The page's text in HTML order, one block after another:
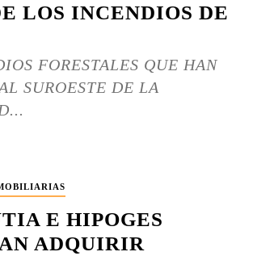
LOS INCENDIOS DE
FORESTALES QUE HAN
SUROESTE DE LA
E HIPOGES
ADQUIRIR